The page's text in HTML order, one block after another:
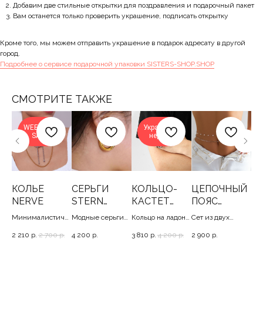
Добавим две стильные открытки для поздравления и подарочный пакет
Вам останется только проверить украшение, подписать открытку
Кроме того, мы можем отправить украшение в подарок адресату в другой
город.
Подробнее о сервисе подарочной упаковки SISTERS-SHOP.SHOP
СМОТРИТЕ ТАКЖЕ
WEEKEND
SALE
КОЛЬЕ
NERVE
Минималистичн
50/4
2 210 р. 2 700 р.
СЕРЬГИ
STERN
GOLD
Модные серьги
4 200 р.
Украшение
недели
КОЛЬЦО-
КАСТЕТ
HOAX
Кольцо на ладонь,
3 810 р. 4 200 р.
ЦЕПОЧНЫЙ
ПОЯС
TOURIST
Сет из двух
с жемчужинами,
2 900 р.